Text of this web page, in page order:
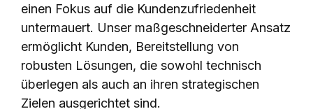
einen Fokus auf die Kundenzufriedenheit
untermauert. Unser maßgeschneiderter Ansatz
ermöglicht Kunden, Bereitstellung von
robusten Lösungen, die sowohl technisch
überlegen als auch an ihren strategischen
Zielen ausgerichtet sind.